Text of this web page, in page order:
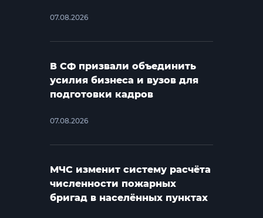
07.08.2026
В СФ призвали объединить
усилия бизнеса и вузов для
подготовки кадров
07.08.2026
МЧС изменит систему расчёта
численности пожарных
бригад в населённых пунктах